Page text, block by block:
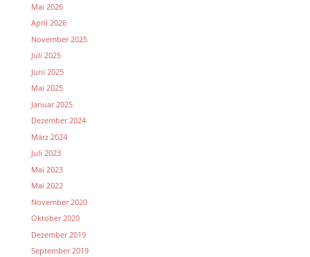
Mai 2026
April 2026
November 2025
Juli 2025
Juni 2025
Mai 2025
Januar 2025
Dezember 2024
März 2024
Juli 2023
Mai 2023
Mai 2022
November 2020
Oktober 2020
Dezember 2019
September 2019